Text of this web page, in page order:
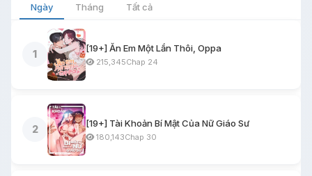
Ngày Tháng Tất cả
1
[19+] Ăn Em Một Lần Thôi, Oppa
215,345Chap 24
2
[19+] Tài Khoản Bí Mật Của Nữ Giáo Sư
180,143Chap 30